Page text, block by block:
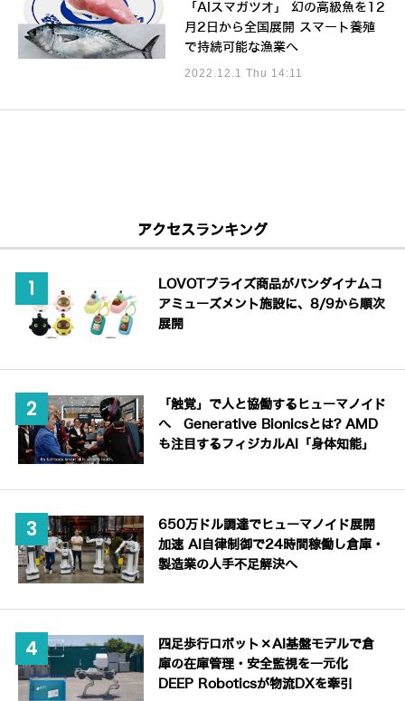
「AIスマガツオ」 幻の高級魚を12
月2日から全国展開 スマート養殖
で持続可能な漁業へ
2022.12.1 Thu 14:11
アクセスランキング
LOVOTプライズ商品がバンダイナムコ
アミューズメント施設に、8/9から順次
展開
「触覚」で人と協働するヒューマノイド
へ Generative Bionicsとは? AMD
も注目するフィジカルAI「身体知能」
650万ドル調達でヒューマノイド展開
加速 AI自律制御で24時間稼働し倉庫・
製造業の人手不足解決へ
四足歩行ロボット×AI基盤モデルで倉
庫の在庫管理・安全監視を一元化
DEEP Roboticsが物流DXを牽引